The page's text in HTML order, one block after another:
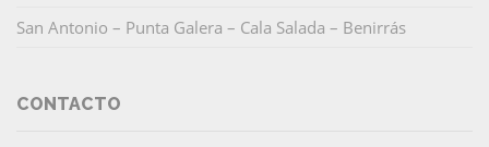
San Antonio – Punta Galera – Cala Salada – Benirrás
CONTACTO